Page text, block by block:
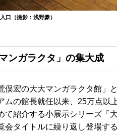
口（撮影：浅野豪）
マンガラクタ」の集大成
俣宏の大大マンガラクタ館」
ムの館長就任以来、25万点以
て紹介する小展示シリーズ「
会タイトルに繰り返し登場す